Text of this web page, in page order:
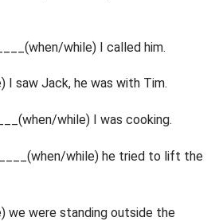
while) I called him.
I saw Jack, he was with Tim.
while) I was cooking.
while) he tried to lift the
we were standing outside the